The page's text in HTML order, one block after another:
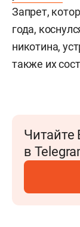
Запрет,
года,
никотина,
также их
Читайте
в